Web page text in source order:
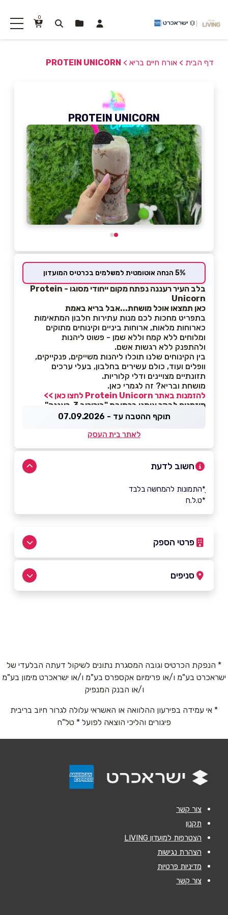
0
דף הבית > אורח חיים בריא >
PROTEIN UNICORN
PROTEIN UNICORN
5% הנחה אוטומטית למשלמים בכרטיס המועדון
בלב העיר רעננה נפתח מקום ייחודי מסוגו - Protein
Unicorn
כאן תמצאו אוכל מושחת...אבל בריא באמת
בתפריט מחכות לכם מנות עתירות חלבון המתאימות
כארוחות מלאות, ארוחות ביניים וקינוחים מתוקים
ומלוחים ללא קמח וללא שמן - פשוט ליהנות
ולהתפנק ללא רגשות אשם.
בין הקינוחים שלנו תוכלו ליהנות משייקים, פנקייקים,
וופלים ועוד, כולם עשירים בחלבון, בעלי ערכים
תזונתיים מצויינים ודלי קלוריות.
מושחת ובריא? זה לגמרי כאן.
להזמנות באתר Protein Unicorn לחצו כאן >>
מוזמנים לבקר אותנו בכתובת "בורוכוב 3, רעננה"
תוקף ההטבה עד - 07.09.2026
לאתר בית העסק
חשוב לדעת
ָ*התמונות להמחשה בלבד
*ט.ל.ח
פרטי הספק
באתר בפייסבוק באינסטגרם
טלפון*
אימייל*
סניפים
* הנפקת הכרטיס וגובה המסגרת נתונים לשיקול דעתה הבלעדי של
ישראכרט בע"מ ו/או פרימיום אקספרס בע"מ ו/או ישראכרט מימון בע"מ
ו/או הבנק המנפיק
* אי עמידה בפירעון ההלוואה או האשראי עלולה לגרור חיוב בריבית
פיגורים והליכי הוצאה לפועל * טל"ח
צור קשר
תקנון
הצטרפות למועדון LIVING
הצהרת נגישות
מדיניות פרטיות
צור קשר